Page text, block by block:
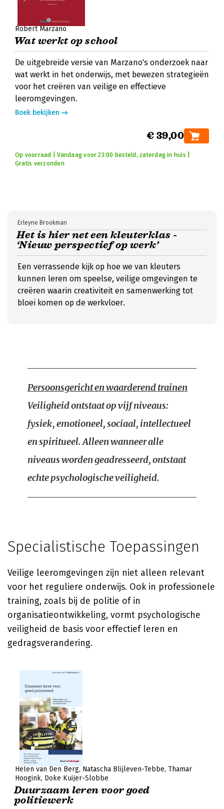
Robert Marzano
Wat werkt op school
De uitgebreide versie van Marzano's onderzoek naar
wat werkt in het onderwijs, met bewezen strategieën
voor het creëren van veilige en effectieve
leeromgevingen.
Boek bekijken
€ 39,00
Op voorraad | Vandaag voor 23:00 besteld, zaterdag in huis |
Gratis verzonden
Het is hier net een kleuterklas -
‘Nieuw perspectief op werk’
Erleyne Brookman
Een verrassende kijk op hoe we van kleuters
kunnen leren om speelse, veilige omgevingen te
creëren waarin creativiteit en samenwerking tot
bloei komen op de werkvloer.
Persoonsgericht en waarderend trainen
Veiligheid ontstaat op vijf niveaus:
fysiek, emotioneel, sociaal, intellectueel
en spiritueel. Alleen wanneer alle
niveaus worden geadresseerd, ontstaat
echte psychologische veiligheid.
Specialistische Toepassingen
Veilige leeromgevingen zijn niet alleen relevant
voor het reguliere onderwijs. Ook in professionele
training, zoals bij de politie of in
organisatieontwikkeling, vormt psychologische
veiligheid de basis voor effectief leren en
gedragsverandering.
Helen van Den Berg Natascha Blijleven-Tebbe Thamar
Hoogink Doke Kuijer-Slobbe
Duurzaam leren voor goed
politiewerk